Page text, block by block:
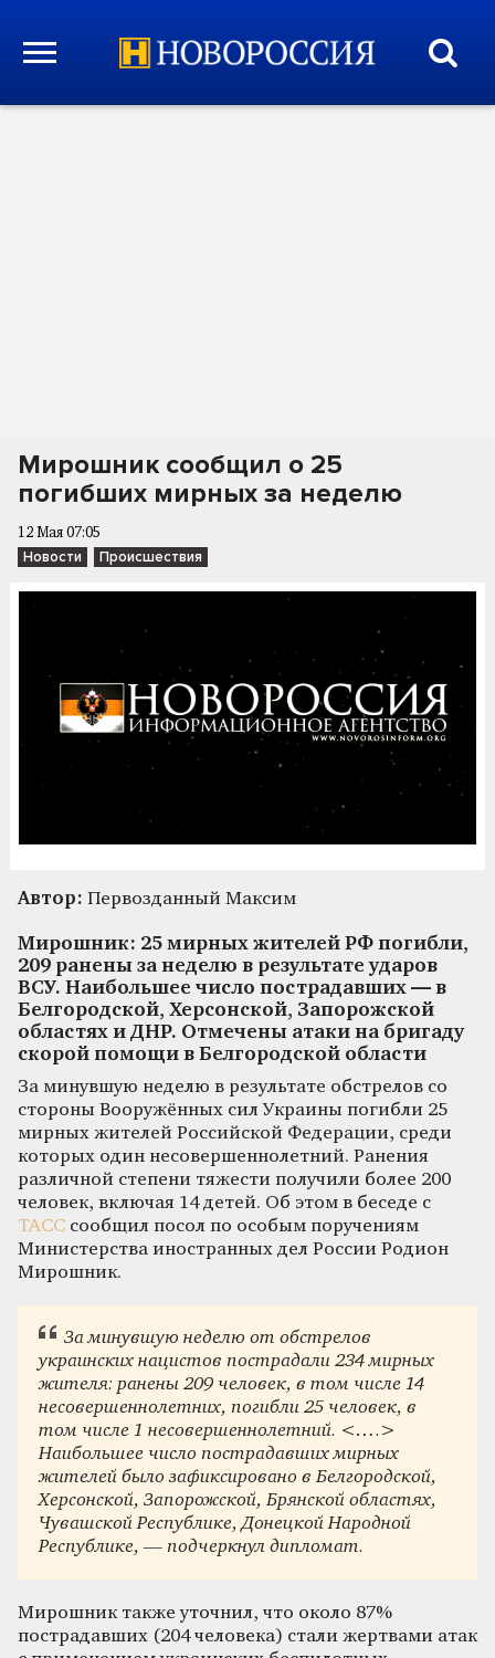
Мирошник сообщил о 25
погибших мирных за неделю
12 Мая 07:05
Новости Происшествия
Автор: Первозданный Максим
Мирошник: 25 мирных жителей РФ погибли,
209 ранены за неделю в результате ударов
ВСУ. Наибольшее число пострадавших — в
Белгородской, Херсонской, Запорожской
областях и ДНР. Отмечены атаки на бригаду
скорой помощи в Белгородской области
За минувшую неделю в результате обстрелов со
стороны Вооружённых сил Украины погибли 25
мирных жителей Российской Федерации, среди
которых один несовершеннолетний. Ранения
различной степени тяжести получили более 200
человек, включая 14 детей. Об этом в беседе с
ТАСС сообщил посол по особым поручениям
Министерства иностранных дел России Родион
Мирошник.
За минувшую неделю от обстрелов
украинских нацистов пострадали 234 мирных
жителя: ранены 209 человек, в том числе 14
несовершеннолетних, погибли 25 человек, в
том числе 1 несовершеннолетний. <….>
Наибольшее число пострадавших мирных
жителей было зафиксировано в Белгородской,
Херсонской, Запорожской, Брянской областях,
Чувашской Республике, Донецкой Народной
Республике, — подчеркнул дипломат.
Мирошник также уточнил, что около 87%
пострадавших (204 человека) стали жертвами атак